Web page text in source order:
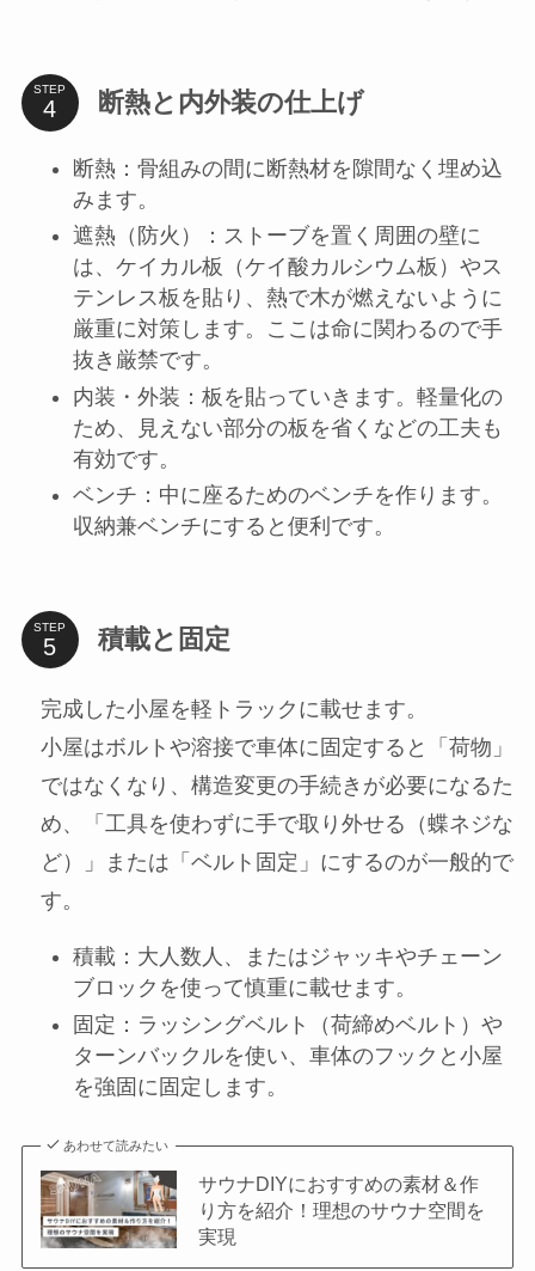
STEP 断熱と内外装の仕上げ
断熱：骨組みの間に断熱材を隙間なく埋め込
みます。
遮熱（防火）：ストーブを置く周囲の壁に
は、ケイカル板（ケイ酸カルシウム板）やス
テンレス板を貼り、熱で木が燃えないように
厳重に対策します。ここは命に関わるので手
抜き厳禁です。
内装・外装：板を貼っていきます。軽量化の
ため、見えない部分の板を省くなどの工夫も
有効です。
ベンチ：中に座るためのベンチを作ります。
収納兼ベンチにすると便利です。
STEP 積載と固定
完成した小屋を軽トラックに載せます。
小屋はボルトや溶接で車体に固定すると「荷物」
ではなくなり、構造変更の手続きが必要になるた
め、「工具を使わずに手で取り外せる（蝶ネジな
ど）」または「ベルト固定」にするのが一般的で
す。
積載：大人数人、またはジャッキやチェーン
ブロックを使って慎重に載せます。
固定：ラッシングベルト（荷締めベルト）や
ターンバックルを使い、車体のフックと小屋
を強固に固定します。
あわせて読みたい
サウナDIYにおすすめの素材＆作
り方を紹介！理想のサウナ空間を
実現